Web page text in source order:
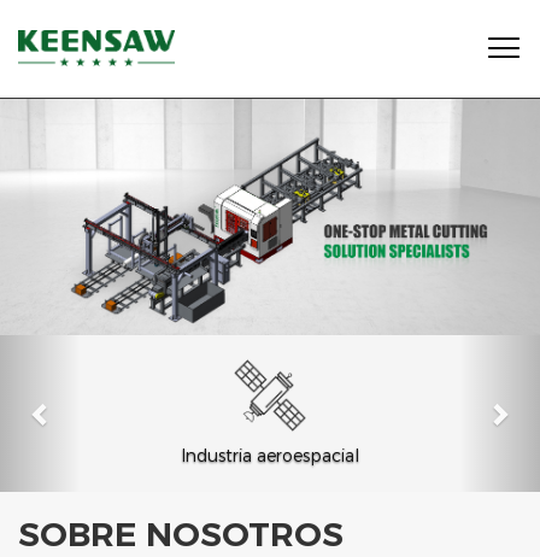

Industria aeroespacial
SOBRE NOSOTROS